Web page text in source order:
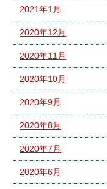
2021年1月
2020年12月
2020年11月
2020年10月
2020年9月
2020年8月
2020年7月
2020年6月